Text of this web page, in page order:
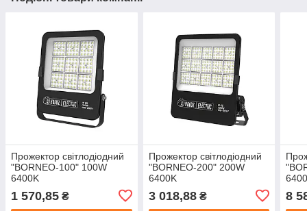
Прожектор світлодіодний
"BORNEO-100" 100W
6400K
1 570,85 ₴
Прожектор світлодіодний
"BORNEO-200" 200W
6400K
3 018,88₴ 8